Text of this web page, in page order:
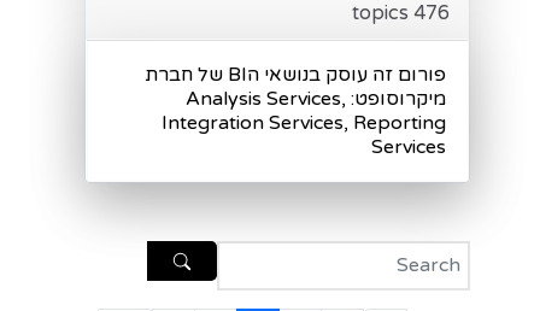
476 topics
פורום זה עוסק בנושאי הBI של חברת
מיקרוסופט: Analysis Services,
Integration Services, Reporting
Services